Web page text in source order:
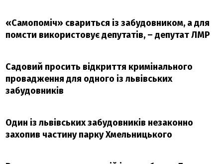
«Самопоміч» свариться із забудовником, а для
помсти використовує депутатів, – депутат ЛМР
Садовий просить відкриття кримінального
провадження для одного із львівських
забудовників
Один із львівських забудовників незаконно
захопив частину парку Хмельницького